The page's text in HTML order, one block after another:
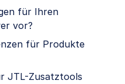
für Ihren
vor?
für Produkte
JTL-Zusatztools